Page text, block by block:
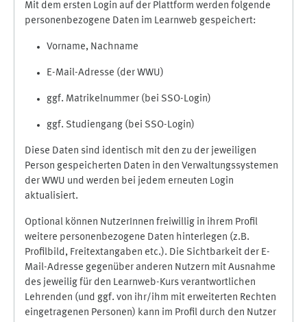
Mit dem ersten Login auf der Plattform werden folgende
personenbezogene Daten im Learnweb gespeichert:
Vorname, Nachname
E-Mail-Adresse (der WWU)
ggf. Matrikelnummer (bei SSO-Login)
ggf. Studiengang (bei SSO-Login)
Diese Daten sind identisch mit den zu der jeweiligen
Person gespeicherten Daten in den Verwaltungssystemen
der WWU und werden bei jedem erneuten Login
aktualisiert.
Optional können NutzerInnen freiwillig in ihrem Profil
weitere personenbezogene Daten hinterlegen (z.B.
Profilbild, Freitextangaben etc.). Die Sichtbarkeit der E-
Mail-Adresse gegenüber anderen Nutzern mit Ausnahme
des jeweilig für den Learnweb-Kurs verantwortlichen
Lehrenden (und ggf. von ihr/ihm mit erweiterten Rechten
eingetragenen Personen) kann im Profil durch den Nutzer